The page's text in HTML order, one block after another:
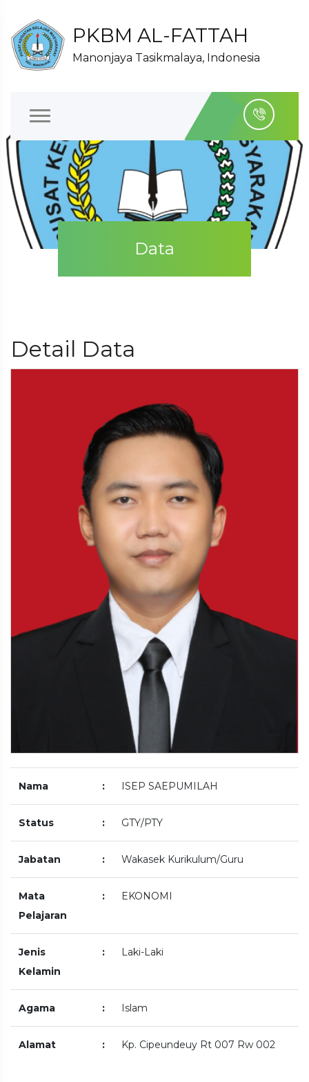
PKBM AL-FATTAH
Manonjaya Tasikmalaya, Indonesia
Data
Detail Data
Nama : ISEP SAEPUMILAH
Status : GTY/PTY
Jabatan : Wakasek Kurikulum/Guru
Mata
Pelajaran
: EKONOMI
Jenis
Kelamin
: Laki-Laki
Agama : Islam
Alamat : Kp. Cipeundeuy Rt 007 Rw 002